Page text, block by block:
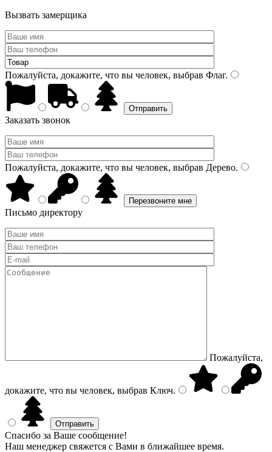
Вызвать замерщика
Пожалуйста, докажите, что вы человек, выбрав Флаг.
Заказать звонок
Пожалуйста, докажите, что вы человек, выбрав Дерево.
Письмо директору
Пожалуйста,
докажите, что вы человек, выбрав Ключ.
Спасибо за Ваше сообщение!
Наш менеджер свяжется с Вами в ближайшее время.